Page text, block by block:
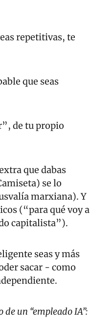
repetitivas, te
que seas
de tu propio
que dabas
se lo
marxiana). Y
(“para qué voy a
capitalista”).
seas y más
sacar - como
un “empleado IA”: